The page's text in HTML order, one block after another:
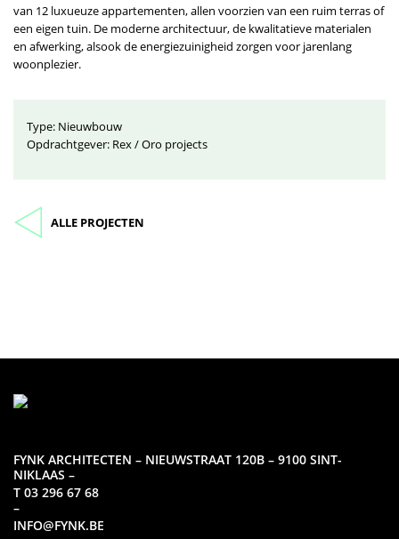
van 12 luxueuze appartementen, allen voorzien van een ruim terras of
een eigen tuin. De moderne architectuur, de kwalitatieve materialen
en afwerking, alsook de energiezuinigheid zorgen voor jarenlang
woonplezier.
Type: Nieuwbouw
Opdrachtgever: Rex / Oro projects
ALLE PROJECTEN
FYNK ARCHITECTEN – NIEUWSTRAAT 120B – 9100 SINT-
NIKLAAS –
T 03 296 67 68
–
INFO@FYNK.BE